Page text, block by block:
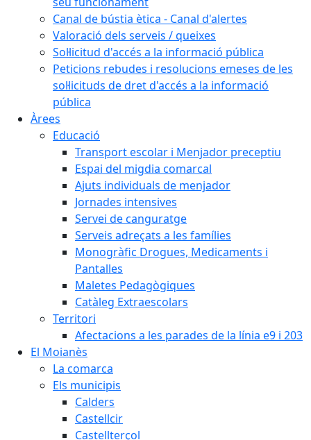
Canal de bústia ètica - Canal d'alertes
Valoració dels serveis / queixes
Sol·licitud d'accés a la informació pública
Peticions rebudes i resolucions emeses de les
sol·licituds de dret d'accés a la informació
pública
Àrees
Educació
Transport escolar i Menjador preceptiu
Espai del migdia comarcal
Ajuts individuals de menjador
Jornades intensives
Servei de canguratge
Serveis adreçats a les famílies
Monogràfic Drogues, Medicaments i
Pantalles
Maletes Pedagògiques
Catàleg Extraescolars
Territori
Afectacions a les parades de la línia e9 i 203
El Moianès
La comarca
Els municipis
Calders
Castellcir
Castellterçol